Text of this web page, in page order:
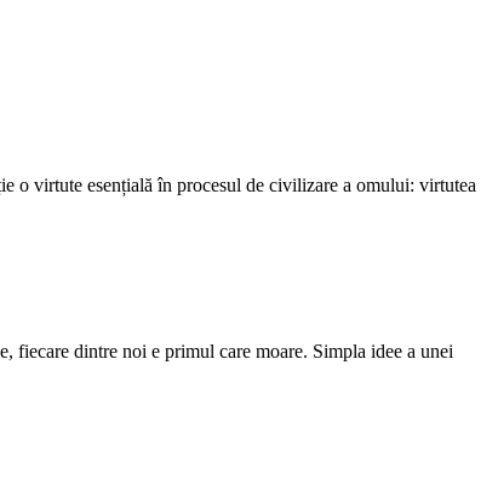
o virtute esențială în procesul de civilizare a omului: virtutea
fiecare dintre noi e primul care moare. Simpla idee a unei